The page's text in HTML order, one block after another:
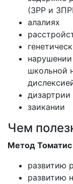
(ЗРР и
алалиях
школьной
дизартрии
заикании
Чем
Метод Томатис
развитию
развитию